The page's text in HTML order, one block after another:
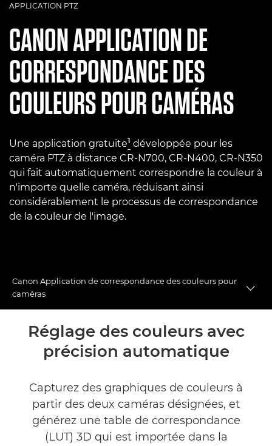
APPLICATION PTZ
CANONAPPLICATION DE
CORRESPONDANCE DES
COULEURS POUR CAMÉRAS
Une application gratuite1 développée pour les
caméra PTZ à distance CR-N700, CR-N400, CR-N350
qui fait automatiquement correspondre la couleur à
n'importe quelle caméra, réduisant ainsi
considérablement le processus de correspondance
de la couleur de l'image.
Canon Application de correspondance des couleurs pour
caméras
Présentation
Caractéristiques
Réglage des couleurs avec
précision automatique
Capturez des graphiques de couleurs à
partir des deux caméras désignées, et
générez une table de correspondance
(LUT) 3D qui est importée dans la